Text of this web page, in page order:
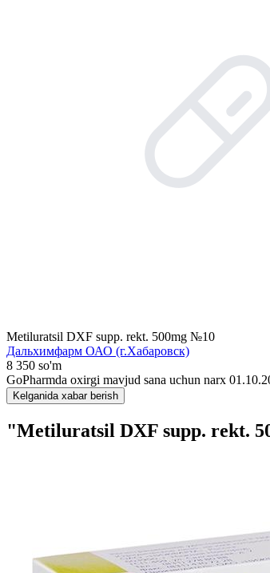
Metiluratsil DXF supp. rekt. 500mg №10
Дальхимфарм ОАО (г.Хабаровск)
8 350 so'm
GoPharmda oxirgi mavjud sana uchun narx
Kelganida xabar berish
"Metiluratsil DXF supp. rekt.